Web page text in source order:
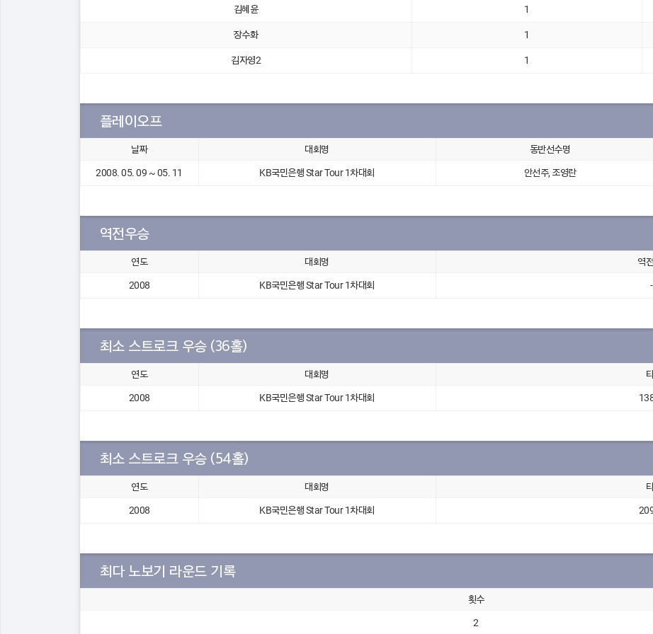
김혜윤 1
장수화 1
김자영2 1
플레이오프
날짜 대회명 동반선수명
2008. 05. 09 ~ 05. 11 KB국민은행 Star Tour 1차대회 안선주, 조영란
역전우승
연도 대회명 역
2008 KB국민은행 Star Tour 1차대회
최소 스트로크 우승 (36홀)
연도 대회명
2008 KB국민은행 Star Tour 1차대회
최소 스트로크 우승 (54홀)
연도 대회명
2008 KB국민은행 Star Tour 1차대회
최다 노보기 라운드 기록
횟수
2